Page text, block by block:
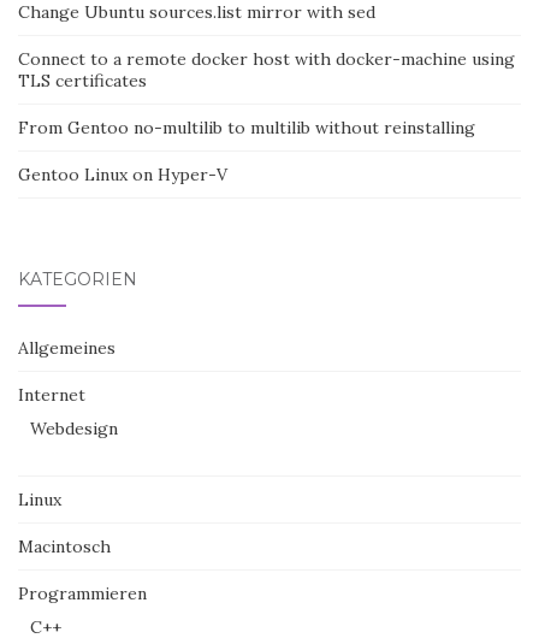
Change Ubuntu sources.list mirror with sed
Connect to a remote docker host with docker-machine using
TLS certificates
From Gentoo no-multilib to multilib without reinstalling
Gentoo Linux on Hyper-V
KATEGORIEN
Allgemeines
Internet
Webdesign
Linux
Macintosch
Programmieren
C++